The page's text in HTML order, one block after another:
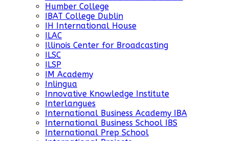
Humber College
IBAT College Dublin
IH International House
ILAC
Illinois Center for Broadcasting
ILSC
ILSP
IM Academy
Inlingua
Innovative Knowledge Institute
Interlangues
International Business Academy IBA
International Business School IBS
International Prep School